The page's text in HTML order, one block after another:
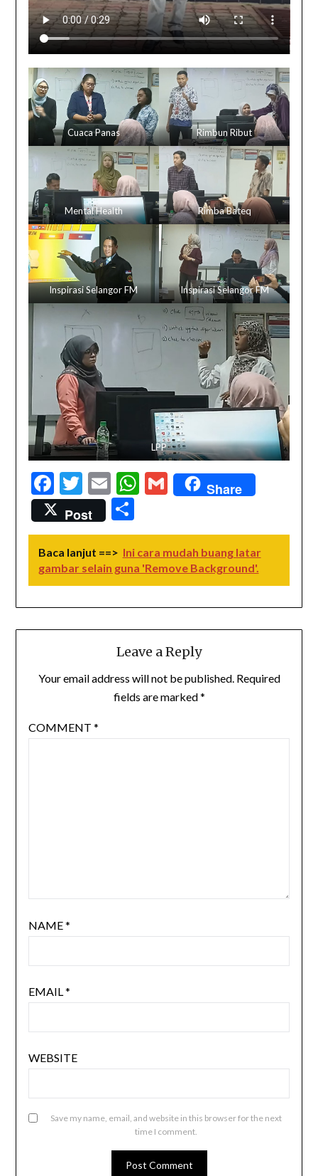
Cuaca Panas Rimbun Ribut
Mental Health Rimba Bateq
Inspirasi Selangor FM Inspirasi Selangor FM
LPP
Facebook
Twitter
EmailWhatsApp
GmailShare
Post
Share
Baca lanjut ==> Ini cara mudah buang latar
gambar selain guna 'Remove Background'.
Leave a Reply
Your email address will not be published. Required
fields are marked*
COMMENT *
NAME*
EMAIL*
WEBSITE
Save my name, email, and website in this browser for the next
time I comment.